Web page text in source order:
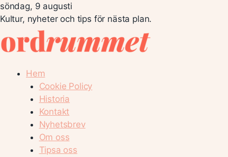
söndag, 9 augusti
Kultur, nyheter och tips för nästa plan.
Hem
Cookie Policy
Historia
Kontakt
Nyhetsbrev
Om oss
Tipsa oss